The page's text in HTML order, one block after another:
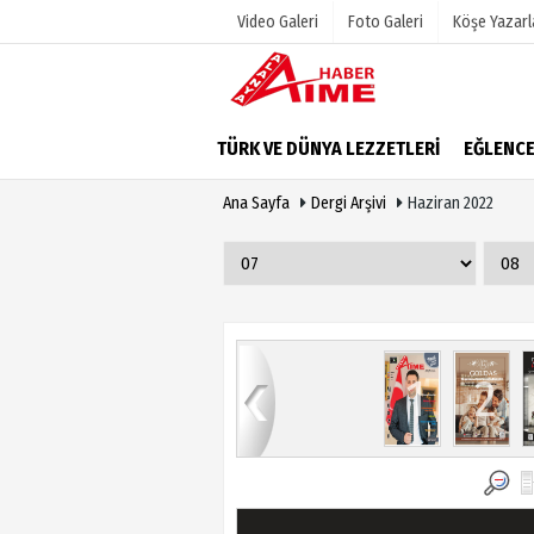
Video Galeri Foto Galeri Köşe
TÜRK VE DÜNYA LEZZETLERİ EĞLENCE
Haber Arşivi
Hava
Gazete
Anketler
Ana Sayfa Dergi Arşivi Haziran 2022
83 1 2